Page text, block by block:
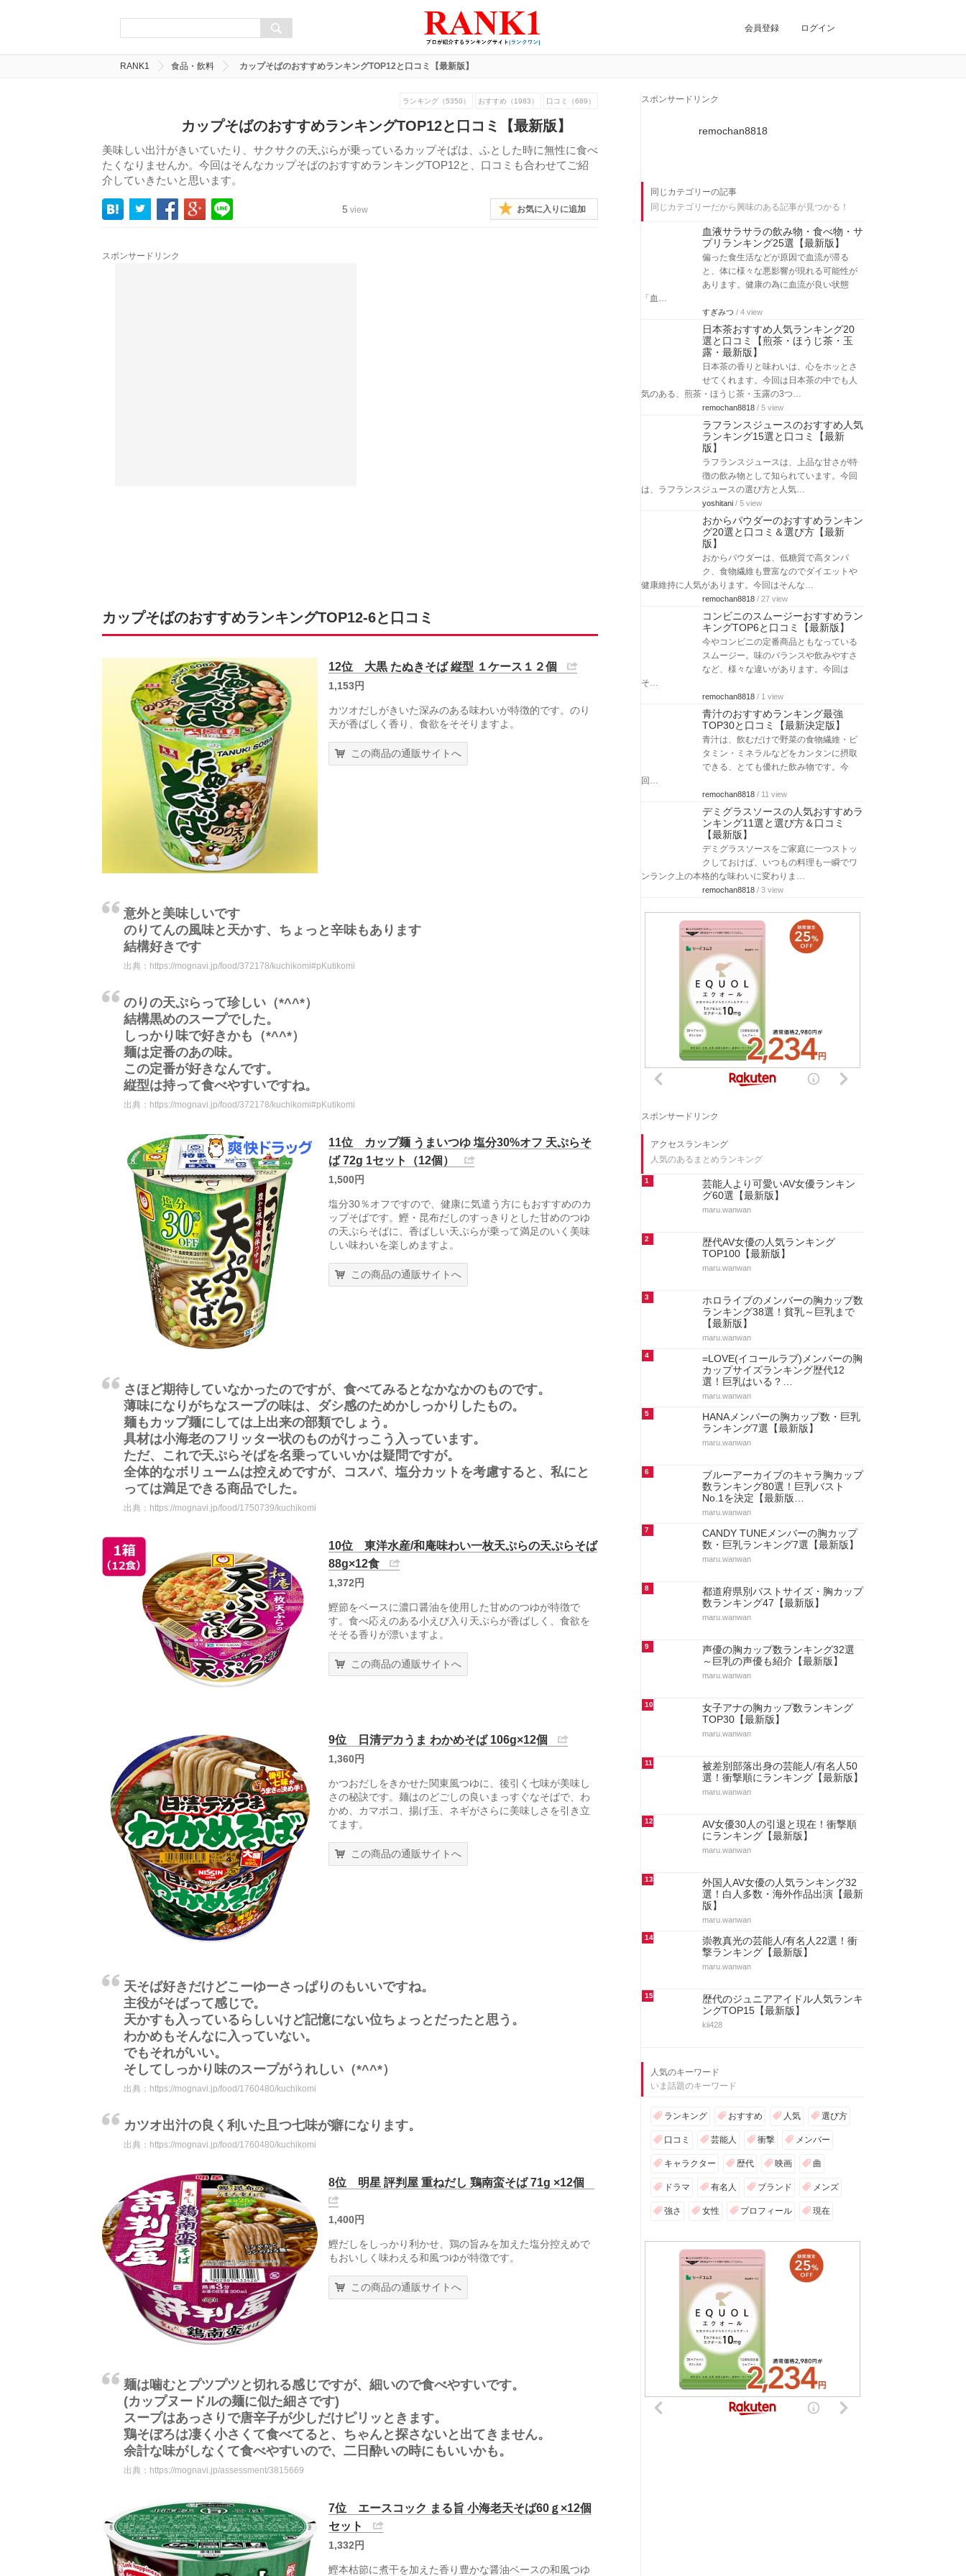
会員登録 ログイン
RANK1 食品・飲料 カップそばのおすすめランキングTOP12と口コミ【最新版】
ランキング（5350） おすすめ（1983） 口コミ（689）
カップそばのおすすめランキングTOP12と口コミ【最新版】
美味しい出汁がきいていたり、サクサクの天ぷらが乗っているカップそばは、ふとした時に無性に食べ
たくなりませんか。今回はそんなカップそばのおすすめランキングTOP12と、口コミも合わせてご紹
介していきたいと思います。
5 view お気に入りに追加
スポンサードリンク
カップそばのおすすめランキングTOP12-6と口コミ
12位 大黒 たぬきそば 縦型 １ケース１２個
1,153円
カツオだしがきいた深みのある味わいが特徴的です。のり
天が香ばしく香り、食欲をそそりますよ。
この商品の通販サイトへ
意外と美味しいです
のりてんの風味と天かす、ちょっと辛味もあります
結構好きです
出典： https://mognavi.jp/food/372178/kuchikomi#pKutikomi
のりの天ぷらって珍しい（*^^*）
結構黒めのスープでした。
しっかり味で好きかも（*^^*）
麺は定番のあの味。
この定番が好きなんです。
縦型は持って食べやすいですね。
出典： https://mognavi.jp/food/372178/kuchikomi#pKutikomi
11位 カップ麺 うまいつゆ 塩分30%オフ 天ぷらそ
ば 72g 1セット（12個）
1,500円
塩分30％オフですので、健康に気遣う方にもおすすめのカ
ップそばです。鰹・昆布だしのすっきりとした甘めのつゆ
の天ぷらそばに、香ばしい天ぷらが乗って満足のいく美味
しい味わいを楽しめますよ。
この商品の通販サイトへ
さほど期待していなかったのですが、食べてみるとなかなかのものです。
薄味になりがちなスープの味は、ダシ感のためかしっかりしたもの。
麺もカップ麺にしては上出来の部類でしょう。
具材は小海老のフリッター状のものがけっこう入っています。
ただ、これで天ぷらそばを名乗っていいかは疑問ですが。
全体的なボリュームは控えめですが、コスパ、塩分カットを考慮すると、私にと
っては満足できる商品でした。
出典： https://mognavi.jp/food/1750739/kuchikomi
10位 東洋水産/和庵味わい一枚天ぷらの天ぷらそば
88g×12食
1,372円
鰹節をベースに濃口醤油を使用した甘めのつゆが特徴で
す。食べ応えのある小えび入り天ぷらが香ばしく、食欲を
そそる香りが漂いますよ。
この商品の通販サイトへ
9位 日清デカうま わかめそば 106g×12個
1,360円
かつおだしをきかせた関東風つゆに、後引く七味が美味し
さの秘訣です。麺はのどごしの良いまっすぐなそばで、わ
かめ、カマボコ、揚げ玉、ネギがさらに美味しさを引き立
てます。
この商品の通販サイトへ
天そば好きだけどこーゆーさっぱりのもいいですね。
主役がそばって感じで。
天かすも入っているらしいけど記憶にない位ちょっとだったと思う。
わかめもそんなに入っていない。
でもそれがいい。
そしてしっかり味のスープがうれしい（*^^*）
出典： https://mognavi.jp/food/1760480/kuchikomi
カツオ出汁の良く利いた且つ七味が癖になります。
出典： https://mognavi.jp/food/1760480/kuchikomi
8位 明星 評判屋 重ねだし 鶏南蛮そば 71g ×12個
1,400円
鰹だしをしっかり利かせ、鶏の旨みを加えた塩分控えめで
もおいしく味わえる和風つゆが特徴です。
この商品の通販サイトへ
麺は噛むとプツプツと切れる感じですが、細いので食べやすいです。
(カップヌードルの麺に似た細さです)
スープはあっさりで唐辛子が少しだけピリッときます。
鶏そぼろは凄く小さくて食べてると、ちゃんと探さないと出てきません。
余計な味がしなくて食べやすいので、二日酔いの時にもいいかも。
出典： https://mognavi.jp/assessment/3815669
7位 エースコック まる旨 小海老天そば60ｇ×12個
セット
1,332円
鰹本枯節に煮干を加えた香り豊かな醤油ベースの和風つゆ
スポンサードリンク
remochan8818
同じカテゴリーの記事
同じカテゴリーだから興味のある記事が見つかる！
血液サラサラの飲み物・食べ物・サ
プリランキング25選【最新版】
偏った食生活などが原因で血流が滞る
と、体に様々な悪影響が現れる可能性が
あります。健康の為に血流が良い状態
「血…
すぎみつ / 4 view
日本茶おすすめ人気ランキング20
選と口コミ【煎茶・ほうじ茶・玉
露・最新版】
日本茶の香りと味わいは、心をホッとさ
せてくれます。今回は日本茶の中でも人
気のある、煎茶・ほうじ茶・玉露の3つ…
remochan8818 / 5 view
ラフランスジュースのおすすめ人気
ランキング15選と口コミ【最新
版】
ラフランスジュースは、上品な甘さが特
徴の飲み物として知られています。今回
は、ラフランスジュースの選び方と人気…
yoshitani / 5 view
おからパウダーのおすすめランキン
グ20選と口コミ＆選び方【最新
版】
おからパウダーは、低糖質で高タンパ
ク、食物繊維も豊富なのでダイエットや
健康維持に人気があります。今回はそんな…
remochan8818 / 27 view
コンビニのスムージーおすすめラン
キングTOP6と口コミ【最新版】
今やコンビニの定番商品ともなっている
スムージー。味のバランスや飲みやすさ
など、様々な違いがあります。今回は
そ…
remochan8818 / 1 view
青汁のおすすめランキング最強
TOP30と口コミ【最新決定版】
青汁は、飲むだけで野菜の食物繊維・ビ
タミン・ミネラルなどをカンタンに摂取
できる、とても優れた飲み物です。今
回…
remochan8818 / 11 view
デミグラスソースの人気おすすめラ
ンキング11選と選び方＆口コミ
【最新版】
デミグラスソースをご家庭に一つストッ
クしておけば、いつもの料理も一瞬でワ
ンランク上の本格的な味わいに変わりま…
remochan8818 / 3 view
スポンサードリンク
アクセスランキング
人気のあるまとめランキング
1
芸能人より可愛いAV女優ランキン
グ60選【最新版】
maru.wanwan
2
歴代AV女優の人気ランキング
TOP100【最新版】
maru.wanwan
3
ホロライブのメンバーの胸カップ数
ランキング38選！貧乳～巨乳まで
【最新版】
maru.wanwan
4
=LOVE(イコールラブ)メンバーの胸
カップサイズランキング歴代12
選！巨乳はいる？…
maru.wanwan
5
HANAメンバーの胸カップ数・巨乳
ランキング7選【最新版】
maru.wanwan
6
ブルーアーカイブのキャラ胸カップ
数ランキング80選！巨乳バスト
No.1を決定【最新版…
maru.wanwan
7
CANDY TUNEメンバーの胸カップ
数・巨乳ランキング7選【最新版】
maru.wanwan
8
都道府県別バストサイズ・胸カップ
数ランキング47【最新版】
maru.wanwan
9
声優の胸カップ数ランキング32選
～巨乳の声優も紹介【最新版】
maru.wanwan
10
女子アナの胸カップ数ランキング
TOP30【最新版】
maru.wanwan
11
被差別部落出身の芸能人/有名人50
選！衝撃順にランキング【最新版】
maru.wanwan
12
AV女優30人の引退と現在！衝撃順
にランキング【最新版】
maru.wanwan
13
外国人AV女優の人気ランキング32
選！白人多数・海外作品出演【最新
版】
maru.wanwan
14
崇教真光の芸能人/有名人22選！衝
撃ランキング【最新版】
maru.wanwan
15
歴代のジュニアアイドル人気ランキ
ングTOP15【最新版】
kii428
人気のキーワード
いま話題のキーワード
ランキング おすすめ 人気 選び方
口コミ 芸能人 衝撃 メンバー
キャラクター 歴代 映画 曲
ドラマ 有名人 ブランド メンズ
強さ 女性 プロフィール 現在